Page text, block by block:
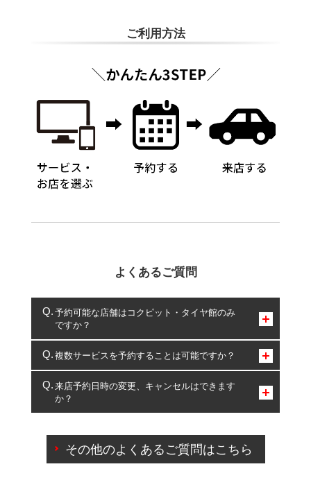
ご利用方法
よくあるご質問
予約可能な店舗はコクピット・タイヤ館のみ
ですか？
コクピット・タイヤ館のみとなります。
複数サービスを予約することは可能ですか？
複数サービスのご予約は可能です。
一部の商品・サービスの組み合わせに限り、同時にご予約が
出来ないものもございます。
来店予約日時の変更、キャンセルはできます
か？
ご来店予約日の3営業日前を過ぎている場合のご予約
の日時変更につきましては、直接ご予約の店舗まで
その他のよくあるご質問はこちら